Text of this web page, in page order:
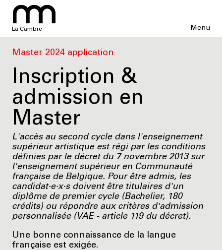
La Cambre Menu
Master 2024 application
Inscription &
admission en
Master
L'accès au second cycle dans l'enseignement
supérieur artistique est régi par les conditions
définies par le décret du 7 novembre 2013 sur
l'enseignement supérieur en Communauté
française de Belgique. Pour être admis, les
candidat·e·x·s doivent être titulaires d'un
diplôme de premier cycle (Bachelier, 180
crédits) ou répondre aux critères d'admission
personnalisée (VAE - article 119 du décret).
Une bonne connaissance de la langue
française est exigée.